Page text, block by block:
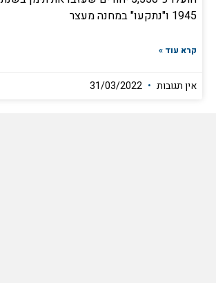
1945 ו"נתקעו" במחנה מעצר
קרא עוד »
אין תגובות